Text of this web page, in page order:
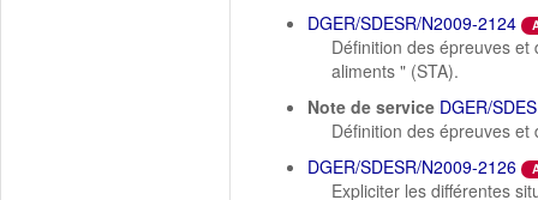
DGER/SDESR/N2009-2124
Définition des épreuves
aliments " (STA).
Note de service DGER/
Définition des épreuves
DGER/SDESR/N2009-2126
Expliciter les différentes